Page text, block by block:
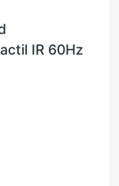
IR 60Hz